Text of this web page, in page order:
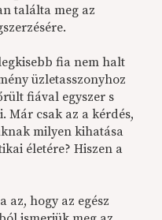
találta meg az
fia nem halt
üzletasszonyhoz
fiával egyszer s
Már csak az a kérdés,
milyen kihatása
életére? Hiszen a
az, hogy az egész